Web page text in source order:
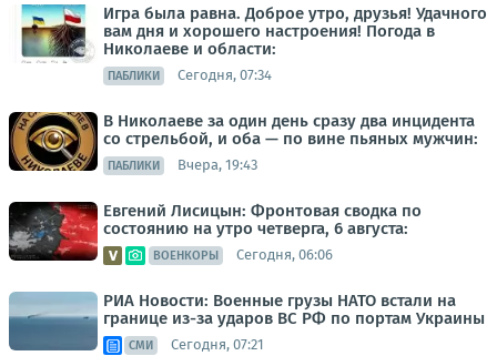
Игра была равна. Доброе утро, друзья! Удачного
вам дня и хорошего настроения! Погода в
Николаеве и области:
ПАБЛИКИ Сегодня, 07:34
В Николаеве за один день сразу два инцидента
со стрельбой, и оба — по вине пьяных мужчин:
ПАБЛИКИ Вчера, 19:43
Евгений Лисицын: Фронтовая сводка по
состоянию на утро четверга, 6 августа:
ВОЕНКОРЫ Сегодня, 06:06
РИА Новости: Военные грузы НАТО встали на
границе из-за ударов ВС РФ по портам Украины
СМИ Сегодня, 07:21